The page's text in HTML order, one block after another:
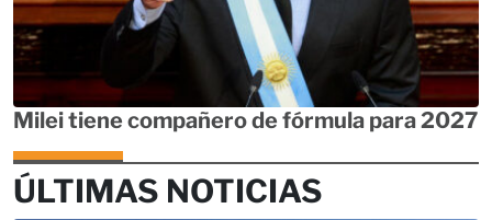
Milei tiene compañero de fórmula para 2027
ÚLTIMAS NOTICIAS